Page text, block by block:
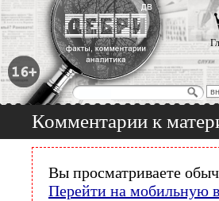
Комментарии к
Вы просматриваете
Перейти на мобильную